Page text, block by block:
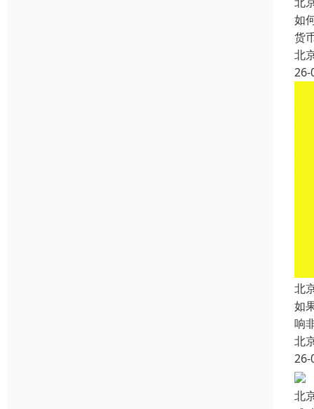
如
货
北
26-
北
如
响
北
26-
北